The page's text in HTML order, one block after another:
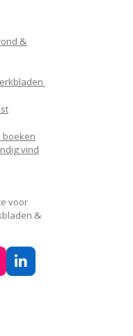
&
boeken
vind
voor
&
L
i